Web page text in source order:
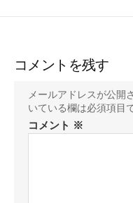
コメントを残す
メールアドレスが公開
いている欄は必須項目
コメント ※